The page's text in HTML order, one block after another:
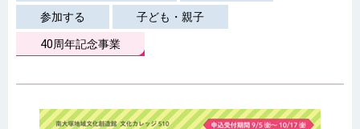
参加する 子ども・親子
40周年記念事業